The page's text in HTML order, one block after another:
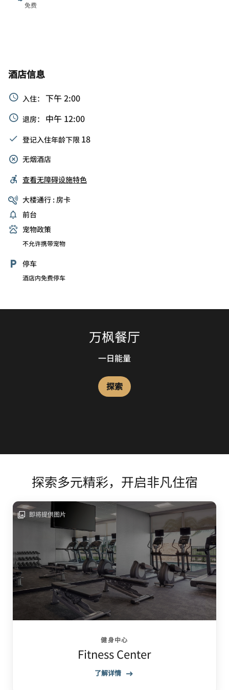
免费
酒店信息
入住： 下午 2:00
退房： 中午 12:00
登记入住年龄下限 18
无烟酒店
查看无障碍设施特色
大楼通行 : 房卡
前台
宠物政策
不允许携带宠物
停车
酒店内免费停车
万枫餐厅
一日能量
探索
探索多元精彩，开启非凡住宿
即将提供图片
健身中心
Fitness Center
了解详情